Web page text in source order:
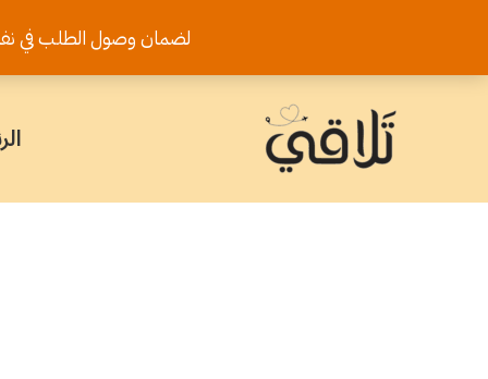
لضمان وصول الطلب في نفس اليوم يرجى